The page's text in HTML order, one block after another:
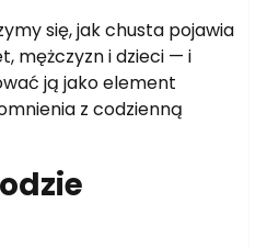
się, jak chusta pojawia
mężczyzn i dzieci — i
ją jako element
z codzienną